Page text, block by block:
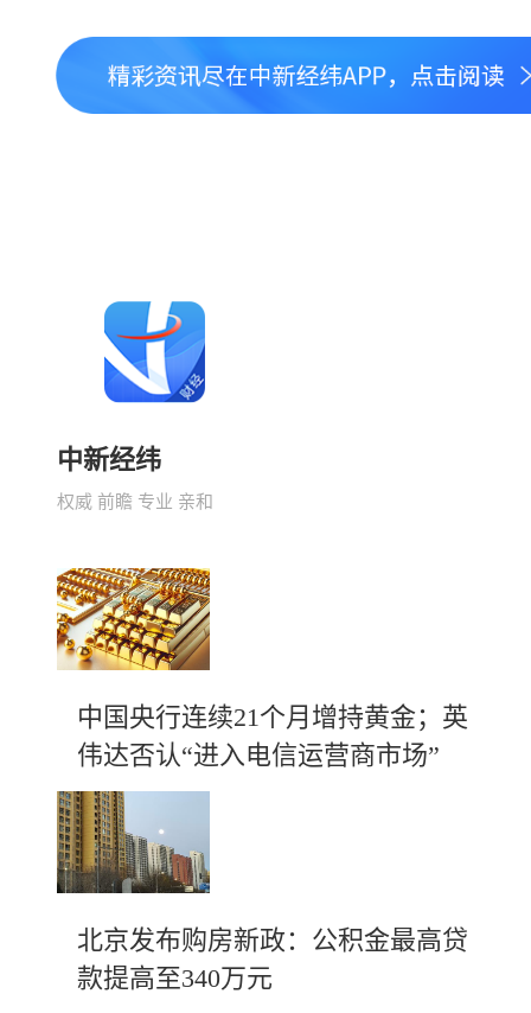
中新经纬
权威 前瞻 专业 亲和
中国央行连续21个月增持黄金；英
伟达否认“进入电信运营商市场”
北京发布购房新政：公积金最高贷
款提高至340万元